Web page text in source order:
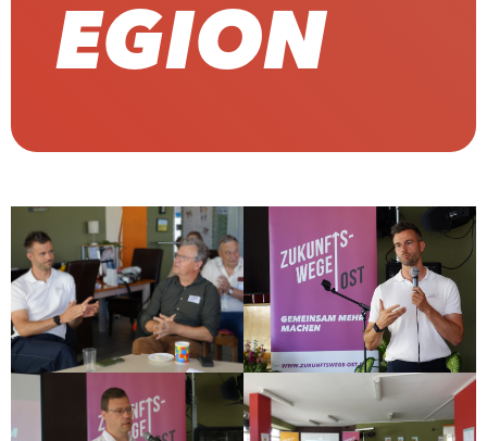
EGION